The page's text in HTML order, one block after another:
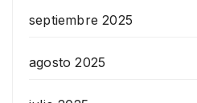
septiembre 2025
agosto 2025